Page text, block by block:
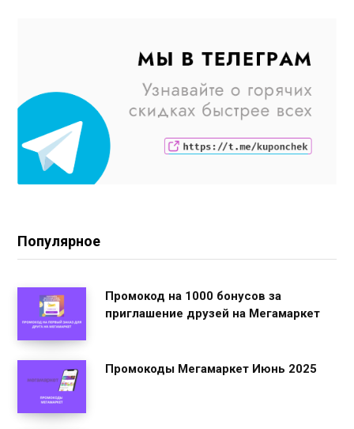
Популярное
Промокод на 1000 бонусов за
приглашение друзей на Мегамаркет
Промокоды Мегамаркет Июнь 2025